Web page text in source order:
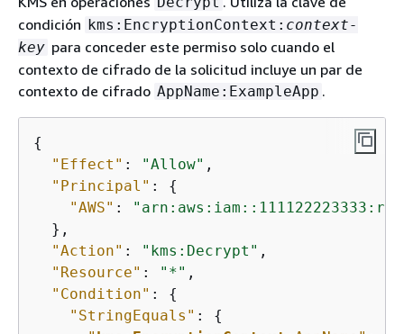
condición kms:EncryptionContext: context-
key para conceder este permiso solo cuando el
contexto de cifrado de la solicitud incluye un par de
contexto de cifrado AppName:ExampleApp .
{
"Effect" : "Allow" ,
"Principal" : {
"AWS" :
  },
"Action" : "kms:Decrypt" ,
"Resource" : "*" ,
"Condition" : {
"StringEquals" : {